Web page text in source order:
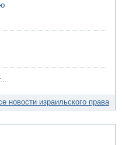
новости израильского права